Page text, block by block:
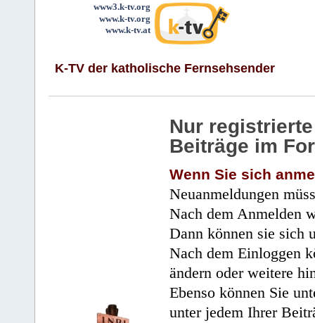
www3.k-tv.org
www.k-tv.org
www.k-tv.at
K-TV der katholische Fernsehsender
Nur
Beiträge im
Wenn Sie sich
Neuanmeldungen
Nach dem Anmelden
Dann können sie sich
Nach dem Einloggen
ändern oder weitere
Ebenso können Sie
unter jedem Ihrer